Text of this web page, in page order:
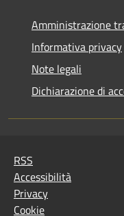
Amministrazione
Informativa privacy
Note legali
Dichiarazione di
RSS
Accessibilità
Privacy
Cookie